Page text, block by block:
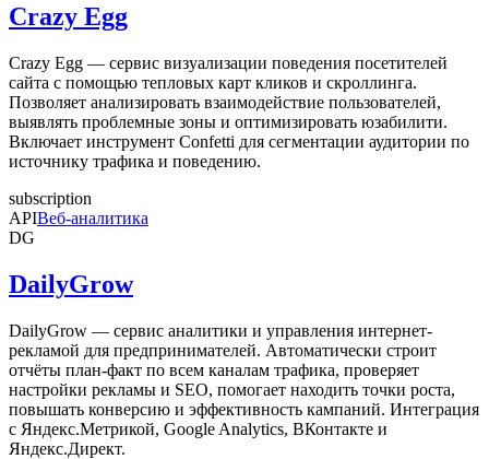
Crazy Egg
Crazy Egg — сервис визуализации поведения посетителей
сайта с помощью тепловых карт кликов и скроллинга.
Позволяет анализировать взаимодействие пользователей,
выявлять проблемные зоны и оптимизировать юзабилити.
Включает инструмент Confetti для сегментации аудитории по
источнику трафика и поведению.
subscription
APIВеб-аналитика
DG
DailyGrow
DailyGrow — сервис аналитики и управления интернет-
рекламой для предпринимателей. Автоматически строит
отчёты план-факт по всем каналам трафика, проверяет
настройки рекламы и SEO, помогает находить точки роста,
повышать конверсию и эффективность кампаний. Интеграция
с Яндекс.Метрикой, Google Analytics, ВКонтакте и
Яндекс.Директ.